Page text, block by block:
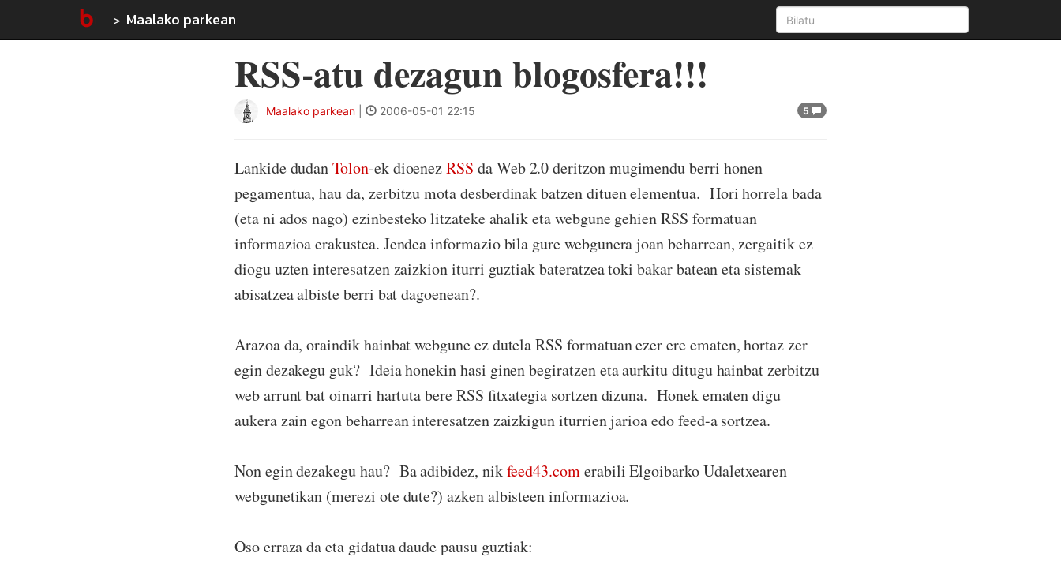
Maalako parkean
RSS-atu dezagun blogosfera!!!
Maalako parkean 2006-05-01 22:15 5
Lankide dudanTolon-ek dioenezRSS da Web 2.0 deritzon mugimendu berri honen
pegamentua, hau da, zerbitzu mota desberdinak batzen dituen elementua. Hori horrela bada
(eta ni ados nago) ezinbesteko litzateke ahalik eta webgune gehien RSS formatuan
informazioa erakustea. Jendea informazio bila gure webgunera joan beharrean, zergaitik ez
diogu uzten interesatzen zaizkion iturri guztiak bateratzea toki bakar batean eta sistemak
abisatzea albiste berri bat dagoenean?.
Arazoa da, oraindik hainbat webgune ez dutela RSS formatuan ezer ere ematen, hortaz zer
egin dezakegu guk? Ideia honekin hasi ginen begiratzen eta aurkitu ditugu hainbat zerbitzu
web arrunt bat oinarri hartuta bere RSS fitxategia sortzen dizuna. Honek ematen digu
aukera zain egon beharrean interesatzen zaizkigun iturrien jarioa edo feed-a sortzea.
Non egin dezakegu hau? Ba adibidez, nikfeed43.comerabili Elgoibarko Udaletxearen
webgunetikan (merezi ote dute?) azken albisteen informazioa.
Oso erraza da eta gidatua daude pausu guztiak: